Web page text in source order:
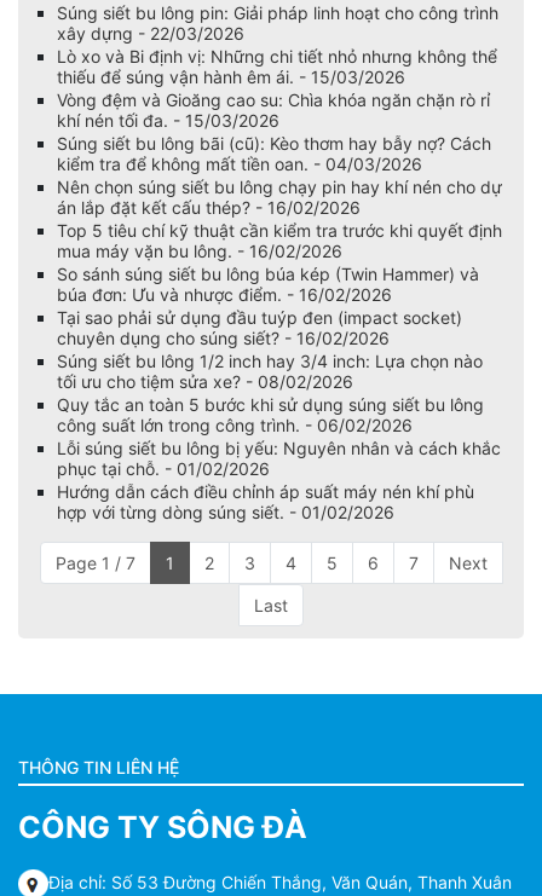
Súng siết bu lông pin: Giải pháp linh hoạt cho công trình
xây dựng - 22/03/2026
Lò xo và Bi định vị: Những chi tiết nhỏ nhưng không thể
thiếu để súng vận hành êm ái. - 15/03/2026
Vòng đệm và Gioăng cao su: Chìa khóa ngăn chặn rò rỉ
khí nén tối đa. - 15/03/2026
Súng siết bu lông bãi (cũ): Kèo thơm hay bẫy nợ? Cách
kiểm tra để không mất tiền oan. - 04/03/2026
Nên chọn súng siết bu lông chạy pin hay khí nén cho dự
án lắp đặt kết cấu thép? - 16/02/2026
Top 5 tiêu chí kỹ thuật cần kiểm tra trước khi quyết định
mua máy vặn bu lông. - 16/02/2026
So sánh súng siết bu lông búa kép (Twin Hammer) và
búa đơn: Ưu và nhược điểm. - 16/02/2026
Tại sao phải sử dụng đầu tuýp đen (impact socket)
chuyên dụng cho súng siết? - 16/02/2026
Súng siết bu lông 1/2 inch hay 3/4 inch: Lựa chọn nào
tối ưu cho tiệm sửa xe? - 08/02/2026
Quy tắc an toàn 5 bước khi sử dụng súng siết bu lông
công suất lớn trong công trình. - 06/02/2026
Lỗi súng siết bu lông bị yếu: Nguyên nhân và cách khắc
phục tại chỗ. - 01/02/2026
Hướng dẫn cách điều chỉnh áp suất máy nén khí phù
hợp với từng dòng súng siết. - 01/02/2026
Page 1 / 7 1 2 3 4 5 6 7 Next
Last
THÔNG TIN LIÊN HỆ
CÔNG TY SÔNG ĐÀ
Địa chỉ: Số 53 Đường Chiến Thắng, Văn Quán, Thanh Xuân